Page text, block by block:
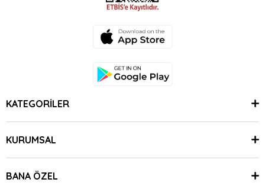
KATEGORİLER
KURUMSAL
BANA ÖZEL